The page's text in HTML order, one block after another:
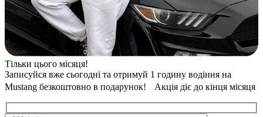
Тільки цього місяця!
Записуйся вже сьогодні та отримуй 1 годину водіння на
Mustang безкоштовно в подарунок! Акція діє до кінця місяця